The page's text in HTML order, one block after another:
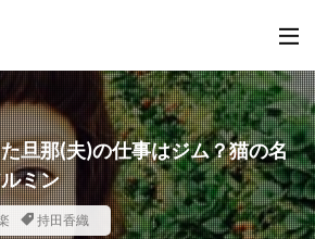
旦那(夫)の仕事はジム？猫の名
ミン
持田香織